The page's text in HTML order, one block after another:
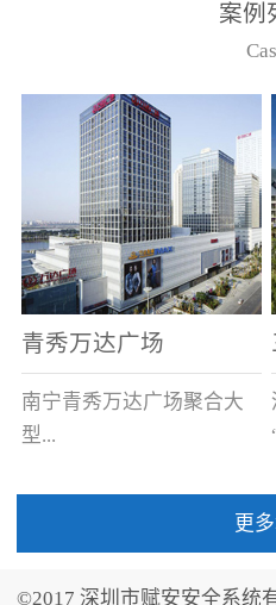
从监控主机上获取，最多
只能接6台，超过的需从现
案例
青秀万达广场
南宁青秀万达广场聚合大
型...
更
©2017 深圳市赋安安全系统